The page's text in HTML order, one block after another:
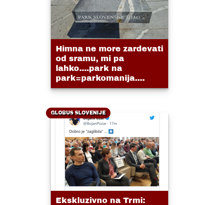
Himna ne more zardevati
od sramu, mi pa
lahko....park na
park=parkomanija....
GLOBUS SLOVENIJE
Ekskluzivno na Trmi: